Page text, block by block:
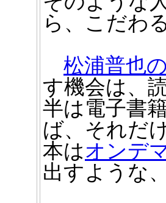
ら、こだわ
松浦普也
す機会は、
半は電子書
ば、それだ
本はオンデ
出すような